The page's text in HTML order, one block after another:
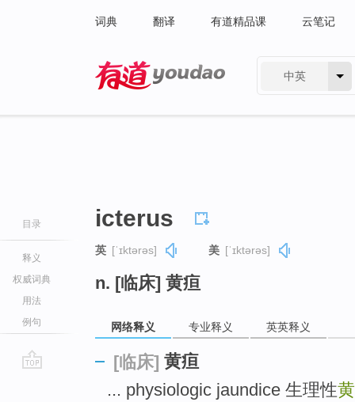
词典 翻译 有道精品课 云笔记
中英
目录
释义
权威词典
用法
例句
icterus
英 [ˈɪktərəs] 美 [ˈɪktərəs]
n. [临床] 黄疸
网络释义 专业释义 英英释义
[临床] 黄疸
... physiologic jaundice 生理性